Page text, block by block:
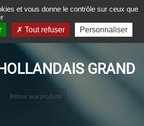
cookieset vous donne le contrôle sur ceux que
Tout refuser Personnaliser
GRAND
Retour aux produits